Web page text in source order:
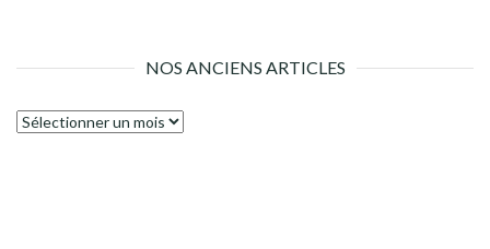
NOS ANCIENS ARTICLES
Nos